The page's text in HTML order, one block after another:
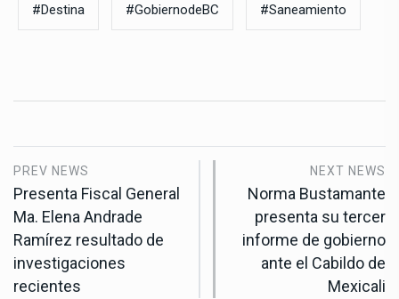
#Destina #GobiernodeBC #Saneamiento
PREV NEWS
Presenta Fiscal General
Ma. Elena Andrade
Ramírez resultado de
investigaciones
recientes
NEXT NEWS
Norma Bustamante
presenta su tercer
informe de gobierno
ante el Cabildo de
Mexicali